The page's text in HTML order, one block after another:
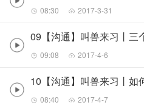
08:30 2017-3-31
09:08 2017-4-6
08:40 2017-4-7